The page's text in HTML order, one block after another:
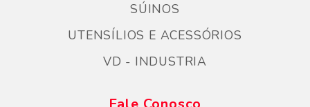
SÚINOS
UTENSÍLIOS E ACESSÓRIOS
VD - INDUSTRIA